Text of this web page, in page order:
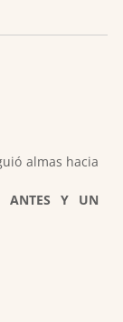
almas hacia
ANTES Y UN